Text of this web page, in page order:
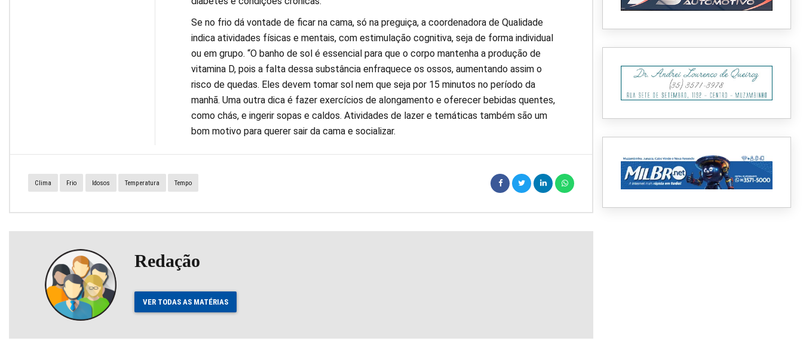
Se no frio dá vontade de ficar na cama, só na preguiça, a coordenadora de Qualidade
indica atividades físicas e mentais, com estimulação cognitiva, seja de forma individual
ou em grupo. “O banho de sol é essencial para que o corpo mantenha a produção de
vitamina D, pois a falta dessa substância enfraquece os ossos, aumentando assim o
risco de quedas. Eles devem tomar sol nem que seja por 15 minutos no período da
manhã. Uma outra dica é fazer exercícios de alongamento e oferecer bebidas quentes,
como chás, e ingerir sopas e caldos. Atividades de lazer e temáticas também são um
bom motivo para querer sair da cama e socializar.
Clima Frio Idosos Temperatura Tempo
Redação
VER TODAS AS MATÉRIAS